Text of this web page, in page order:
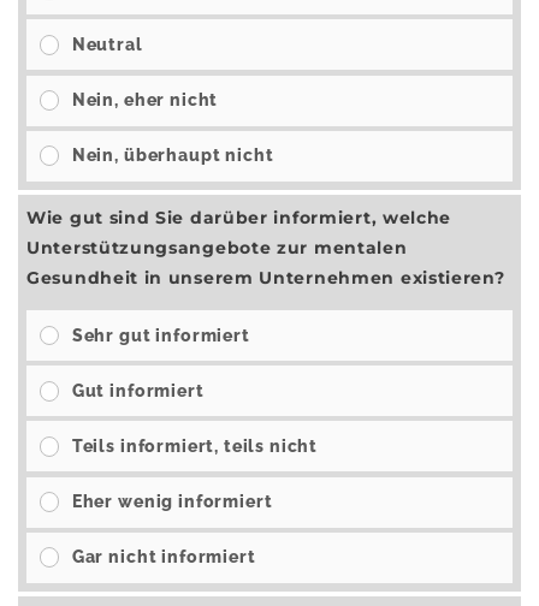
Neutral
Nein, eher nicht
Nein, überhaupt nicht
Wie gut sind Sie darüber informiert, welche
Unterstützungsangebote zur mentalen
Gesundheit in unserem Unternehmen existieren?
Sehr gut informiert
Gut informiert
Teils informiert, teils nicht
Eher wenig informiert
Gar nicht informiert